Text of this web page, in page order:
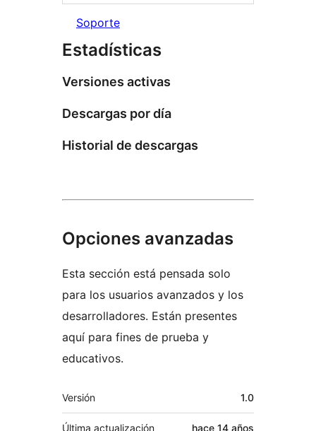
Soporte
Estadísticas
Versiones activas
Descargas por día
Historial de descargas
Opciones avanzadas
Esta sección está pensada solo
para los usuarios avanzados y los
desarrolladores. Están presentes
aquí para fines de prueba y
educativos.
Meta
Versión 1.0
Última actualización hace 14 años